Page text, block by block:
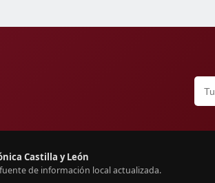
Castilla y León
de información local actualizada.